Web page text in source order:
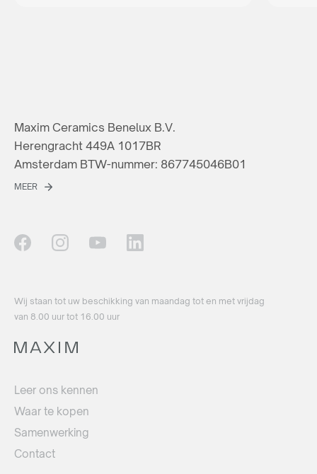
Maxim Ceramics Benelux B.V.
Herengracht 449A 1017BR
Amsterdam BTW-nummer: 867745046B01
MEER
Wij staan ​​tot uw beschikking van maandag tot en met vrijdag
van 8.00 uur tot 16.00 uur
Leer ons kennen
Waar te kopen
Samenwerking
Contact